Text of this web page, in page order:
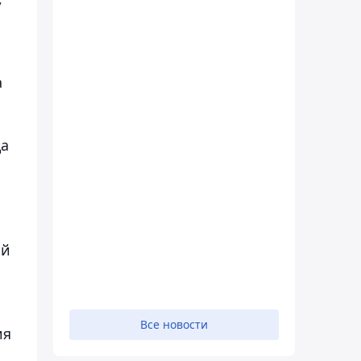
Все новости